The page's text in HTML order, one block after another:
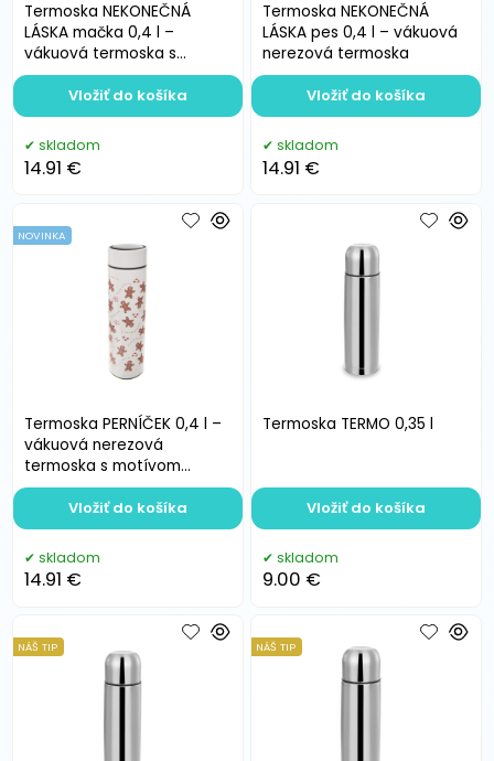
Termoska NEKONEČNÁ
LÁSKA mačka 0,4 l –
vákuová termoska s
viečkom na závit
skladom
14.91 €
Vložiť do košíka
Termoska NEKONEČNÁ
LÁSKA pes 0,4 l – vákuová
nerezová termoska
skladom
14.91 €
Vložiť do košíka
Termoska PERNÍČEK 0,4 l –
vákuová nerezová
termoska s motívom
perníčka
NOVINKA
skladom
14.91 €
Vložiť do košíka
Termoska TERMO 0,35 l
skladom
9.00 €
Vložiť do košíka
NÁŠ TIP NÁŠ TIP